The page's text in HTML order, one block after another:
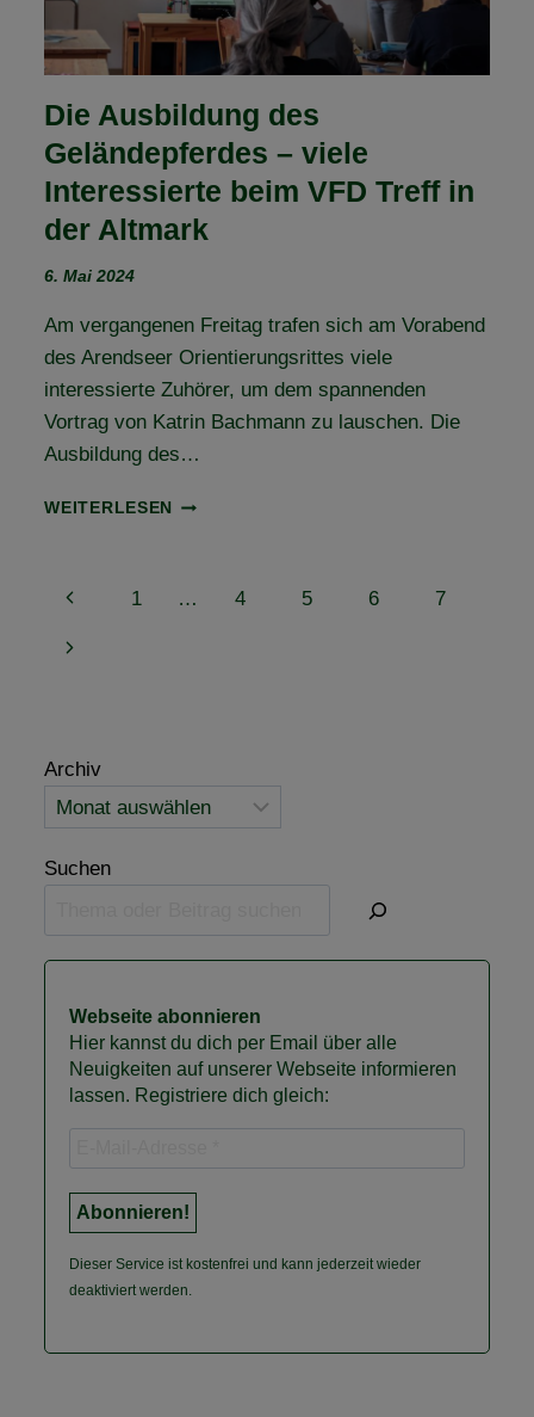
Die Ausbildung des
Geländepferdes – viele
Interessierte beim VFD Treff in
der Altmark
6. Mai 2024
Am vergangenen Freitag trafen sich am Vorabend
des Arendseer Orientierungsrittes viele
interessierte Zuhörer, um dem spannenden
Vortrag von Katrin Bachmann zu lauschen. Die
Ausbildung des…
WEITERLESEN
DIE
–
ALTMARK
Seitennavigation
Vorherige
Seite
1 … 4 5 6 7
Nächste
Archiv
Suchen
Webseite abonnieren
Hier kannst du dich per Email über alle
Neuigkeiten auf unserer Webseite informieren
lassen. Registriere dich gleich:
Dieser Service ist kostenfrei und kann jederzeit wieder
deaktiviert werden.